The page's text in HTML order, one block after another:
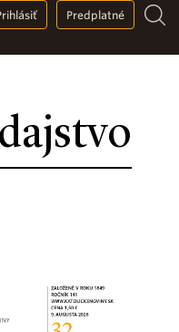
Predplatné